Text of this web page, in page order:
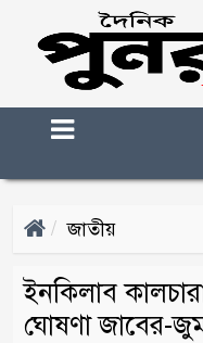
জাতীয়
ইনকিলাব
ঘোষণা জাবের-